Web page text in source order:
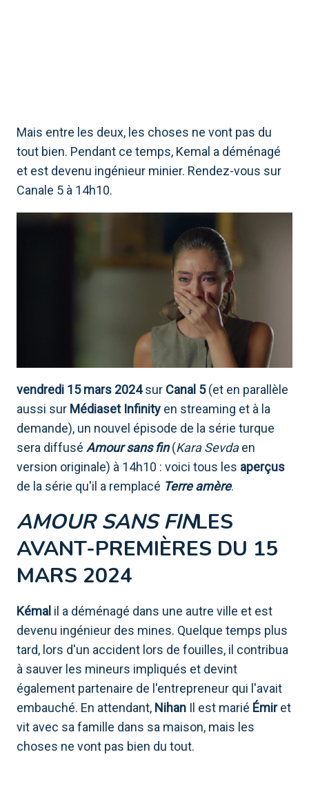
Mais entre les deux, les choses ne vont pas du
tout bien. Pendant ce temps, Kemal a déménagé
et est devenu ingénieur minier. Rendez-vous sur
Canale 5 à 14h10.
vendredi 15 mars 2024sur Canal 5(et en parallèle
aussi sur Médiaset Infinity en streaming et à la
demande), un nouvel épisode de la série turque
sera diffusé Amour sans fin(Kara Sevdaen
version originale) à 14h10 : voici tous les aperçus
de la série qu'il a remplacé Terre amère.
AMOUR SANS FINLES
AVANT-PREMIÈRES DU 15
MARS 2024
Kémal il a déménagé dans une autre ville et est
devenu ingénieur des mines. Quelque temps plus
tard, lors d'un accident lors de fouilles, il contribua
à sauver les mineurs impliqués et devint
également partenaire de l'entrepreneur qui l'avait
embauché. En attendant, Nihan Il est marié Émiret
vit avec sa famille dans sa maison, mais les
choses ne vont pas bien du tout.